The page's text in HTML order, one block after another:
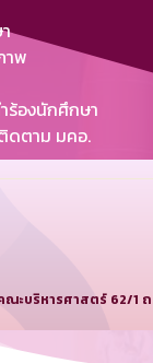
าพ
ร้องนักศึกษา
ดตาม มคอ.
ณะบริหารศาสตร์ 62/1